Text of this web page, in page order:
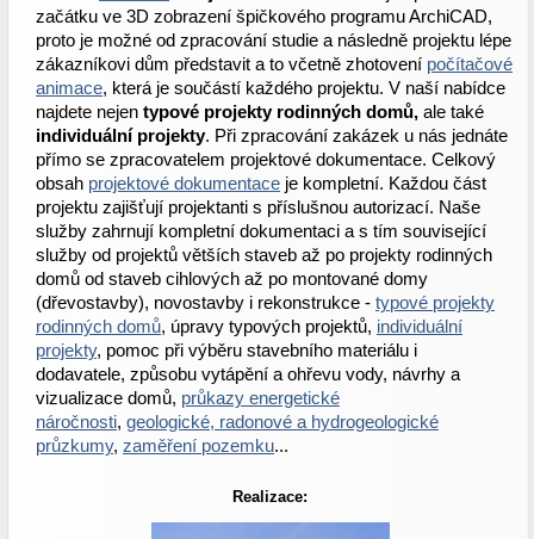
začátku ve 3D zobrazení špičkového programu ArchiCAD,
proto je možné od zpracování studie a následně projektu lépe
zákazníkovi dům představit a to včetně zhotovení počítačové
animace, která je součástí každého projektu. V naší nabídce
najdete nejen typové projekty rodinných domů, ale také
individuální projekty. Při zpracování zakázek u nás jednáte
přímo se zpracovatelem projektové dokumentace. Celkový
obsah projektové dokumentace je kompletní. Každou část
projektu zajišťují projektanti s příslušnou autorizací. Naše
služby zahrnují kompletní dokumentaci a s tím související
služby od projektů větších staveb až po projekty rodinných
domů od staveb cihlových až po montované domy
(dřevostavby), novostavby i rekonstrukce - typové projekty
rodinných domů, úpravy typových projektů, individuální
projekty, pomoc při výběru stavebního materiálu i
dodavatele, způsobu vytápění a ohřevu vody, návrhy a
vizualizace domů, průkazy energetické
náročnosti, geologické, radonové a hydrogeologické
průzkumy, zaměření pozemku...
Realizace: